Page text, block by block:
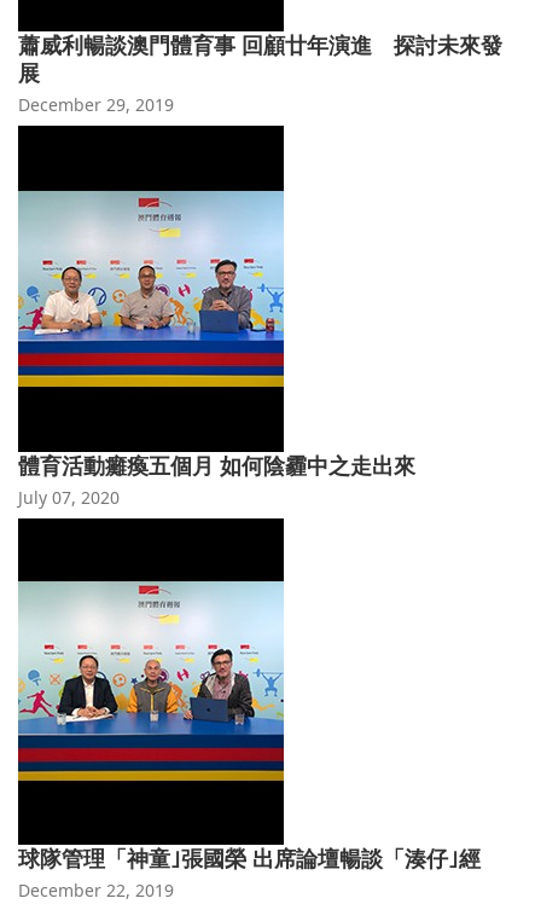
蕭威利暢談澳門體育事 回顧廿年演進 探討未來發
展
December 29, 2019
體育活動癱瘓五個月 如何陰霾中之走出來
July 07, 2020
球隊管理「神童｣張國榮 出席論壇暢談「湊仔｣經
December 22, 2019